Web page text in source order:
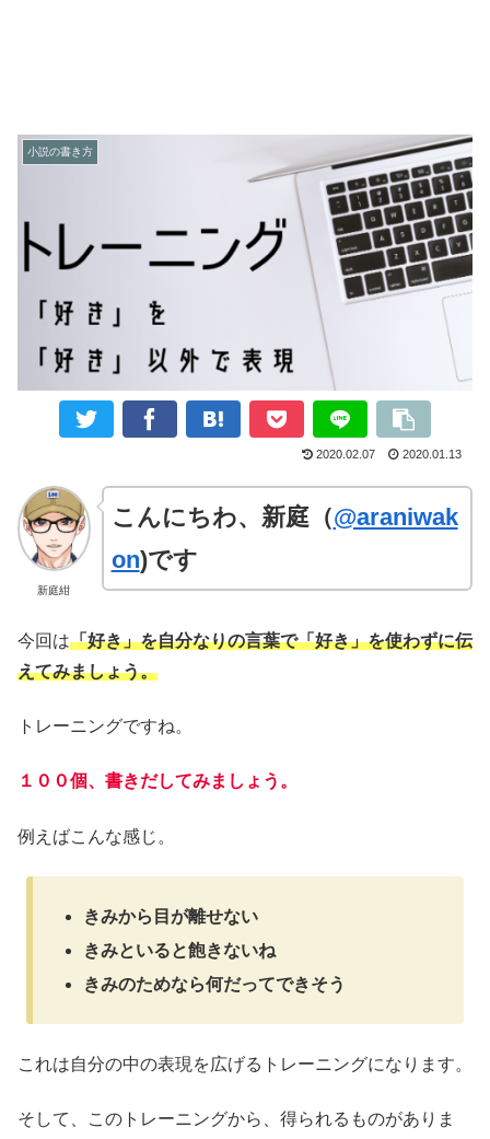
小説の書き方
2020.02.07 2020.01.13
新庭紺
こんにちわ、新庭（@araniwak
on)です
今回は「好き」を自分なりの言葉で「好き」を使わずに伝
えてみましょう。
トレーニングですね。
１００個、書きだしてみましょう。
例えばこんな感じ。
きみから目が離せない
きみといると飽きないね
きみのためなら何だってできそう
これは自分の中の表現を広げるトレーニングになります。
そして、このトレーニングから、得られるものがありま